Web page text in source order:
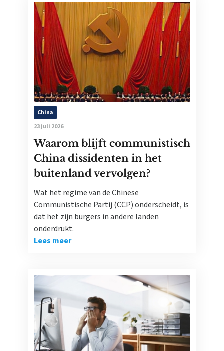
China
23 juli 2026
Waarom blijft communistisch
China dissidenten in het
buitenland vervolgen?
Wat het regime van de Chinese
Communistische Partij (CCP) onderscheidt, is
dat het zijn burgers in andere landen
onderdrukt.
Lees meer